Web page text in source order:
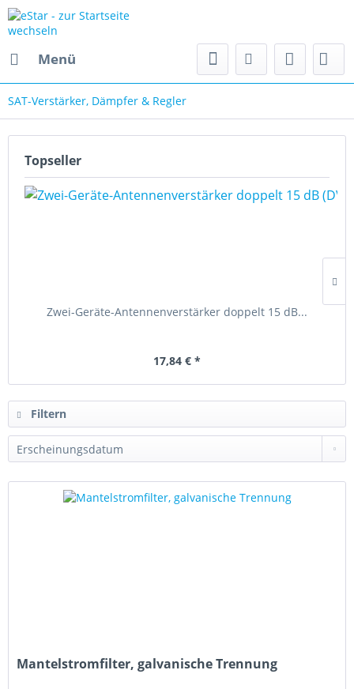
Menü
SAT-Verstärker, Dämpfer & Regler
Topseller
Zwei-Geräte-Antennenverstärker doppelt 15 dB...
17,84 € *
Filtern
Mantelstromfilter, galvanische Trennung